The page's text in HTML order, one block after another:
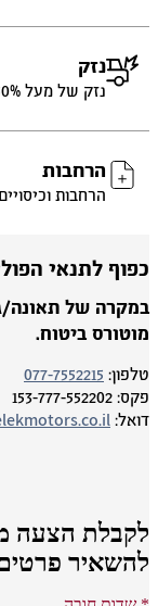
נזק
נזק של מעל 50% ייחשב לנזק מוחלט
הרחבות
הרחבות וכיסויים
לתנאי
של תאונה/
ביטוח.
077-7552215
153-777-552202
הצעה
פרטים